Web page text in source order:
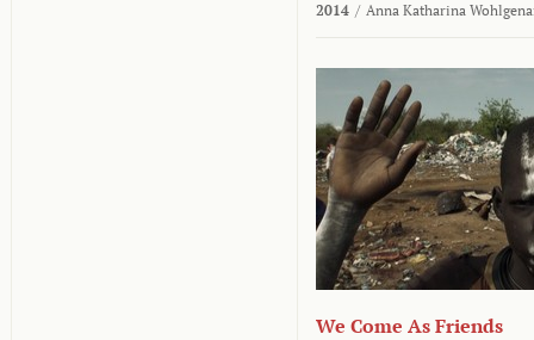
2014 / Anna Katharina
We Come As Friends